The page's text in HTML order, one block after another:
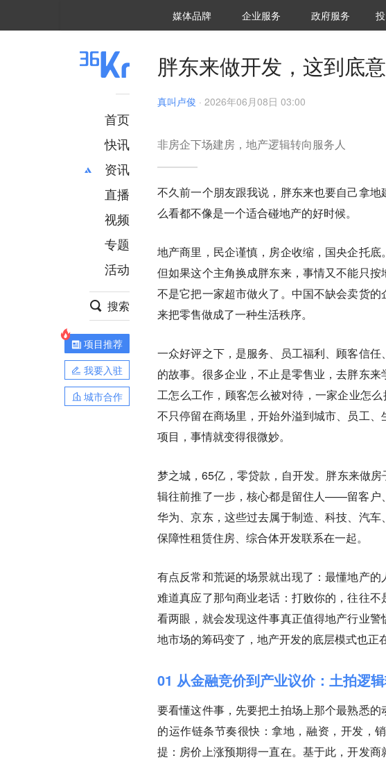
媒体品牌 36Kr研究院
企业服务 城市之窗
政府服务 投资
首页
快讯
资讯
推荐
财经
项目推荐
安徽
直播
视频
专题
活动
搜索
项目推荐
我要入驻
城市合作
胖东来做开发，这到底
真叫卢俊 · 2026年06月08日 03:00
非房企下场建房，地产逻辑转向服务人
不久前一个朋友跟我说，胖东来也要自己拿
么看都不像是一个适合碰地产的好时候。
地产商里，民企谨慎，房企收缩，国央企托底
但如果这个主角换成胖东来，事情又不能只
不是它把一家超市做火了。中国不缺会卖货
来把零售做成了一种生活秩序。
一众好评之下，是服务、员工福利、顾客信
的故事。很多企业，不止是零售业，去胖东
工怎么工作，顾客怎么被对待，一家企业怎
不只停留在商场里，开始外溢到城市、员工
项目，事情就变得很微妙。
梦之城，65亿，零贷款，自开发。胖东来做
辑往前推了一步，核心都是留住人——留客户
华为、京东，这些过去属于制造、科技、汽车
保障性租赁住房、综合体开发联系在一起。
有点反常和荒诞的场景就出现了：最懂地产的
难道真应了那句商业老话：打败你的，往往
看两眼，就会发现这件事真正值得地产行业
地市场的筹码变了，地产开发的底层模式也正
01 从金融竞价到产业议价：土拍逻
要看懂这件事，先要把土拍场上那个最熟悉
的运作链条节奏很快：拿地，融资，开发，
提：房价上涨预期得一直在。基于此，开发